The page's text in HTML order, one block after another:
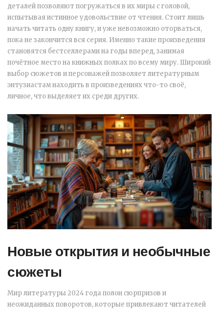
деталей позволяют погружаться в их миры с головой,
испытывая истинное удовольствие от чтения. Стоит лишь
начать читать одну книгу, и уже невозможно оторваться,
пока не закончится вся серия. Именно такие произведения
становятся бестселлерами на годы вперед, занимая
почётное место на книжных полках по всему миру. Широкий
выбор сюжетов и персонажей позволяет литературным
энтузиастам находить в произведениях что-то своё,
личное, что выделяет их среди других.
Новые открытия и необычные
сюжеты
Мир литературы 2024 года полон сюрпризов и
неожиданных поворотов, которые привлекают читателей